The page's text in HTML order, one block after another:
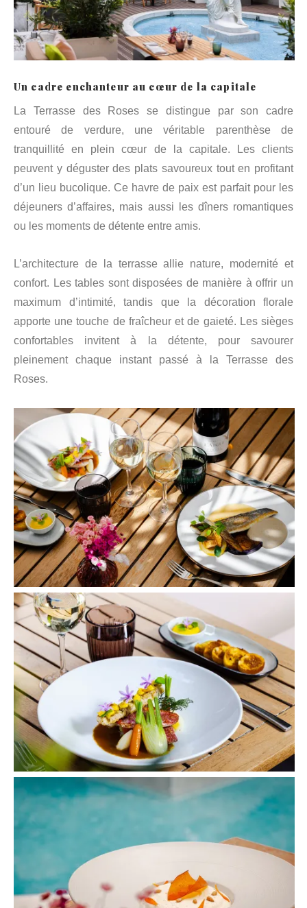
Un cadre enchanteur au cœur de la capitale
La Terrasse des Roses se distingue par son cadre
entouré de verdure, une véritable parenthèse de
tranquillité en plein cœur de la capitale. Les clients
peuvent y déguster des plats savoureux tout en profitant
d’un lieu bucolique. Ce havre de paix est parfait pour les
déjeuners d’affaires, mais aussi les dîners romantiques
ou les moments de détente entre amis.
L’architecture de la terrasse allie nature, modernité et
confort. Les tables sont disposées de manière à offrir un
maximum d’intimité, tandis que la décoration florale
apporte une touche de fraîcheur et de gaieté. Les sièges
confortables invitent à la détente, pour savourer
pleinement chaque instant passé à la Terrasse des
Roses.